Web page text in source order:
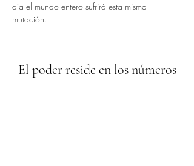
día el mundo entero sufrirá esta misma
mutación.
El poder reside en los números